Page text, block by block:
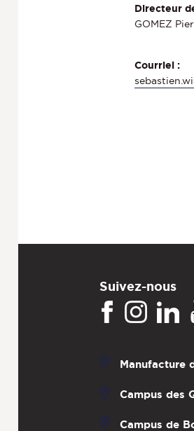
Directeur
GOMEZ
Courriel :
Suivez-nous
Manufacture
Campus des
Campus de